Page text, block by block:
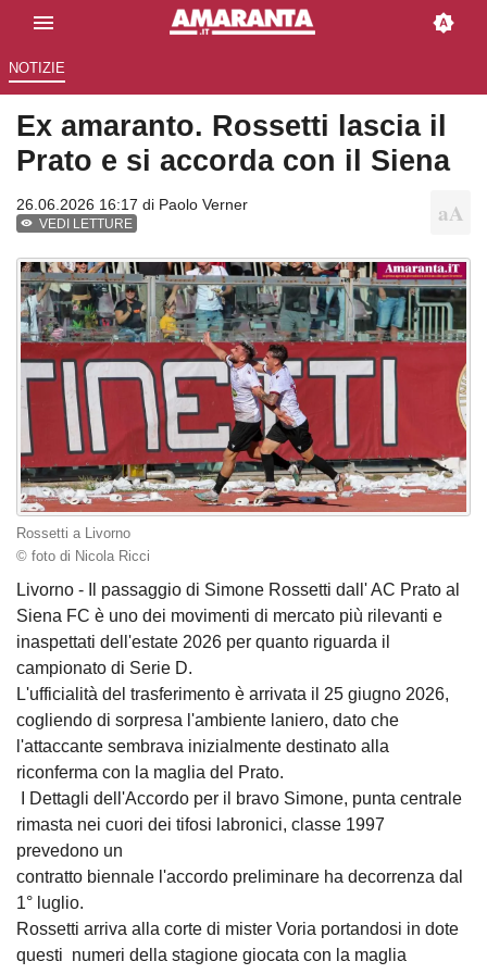
NOTIZIE
Ex amaranto. Rossetti lascia il
Prato e si accorda con il Siena
26.06.2026 16:17 di Paolo Verner
VEDI LETTURE
Rossetti a Livorno
© foto di Nicola Ricci
Livorno - Il passaggio di Simone Rossetti dall' AC Prato al
Siena FC è uno dei movimenti di mercato più rilevanti e
inaspettati dell'estate 2026 per quanto riguarda il
campionato di Serie D.
​L'ufficialità del trasferimento è arrivata il 25 giugno 2026,
cogliendo di sorpresa l'ambiente laniero, dato che
l'attaccante sembrava inizialmente destinato alla
riconferma con la maglia del Prato.
​ I Dettagli dell'Accordo per il bravo Simone, punta centrale
rimasta nei cuori dei tifosi labronici, classe 1997
prevedono un
​contratto biennale l'accordo preliminare ha decorrenza dal
1° luglio.
Rossetti arriva alla corte di mister Voria portandosi in dote
questi ​ numeri della stagione giocata con la maglia